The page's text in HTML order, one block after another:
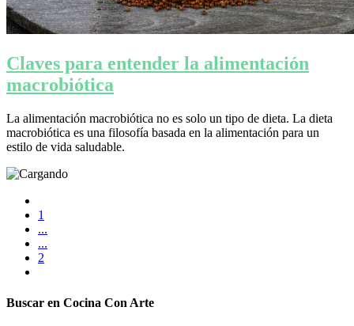
Claves para entender la alimentación
macrobiótica
La alimentación macrobiótica no es solo un tipo de dieta. La dieta
macrobiótica es una filosofía basada en la alimentación para un
estilo de vida saludable.
1
...
...
2
Buscar en Cocina Con Arte